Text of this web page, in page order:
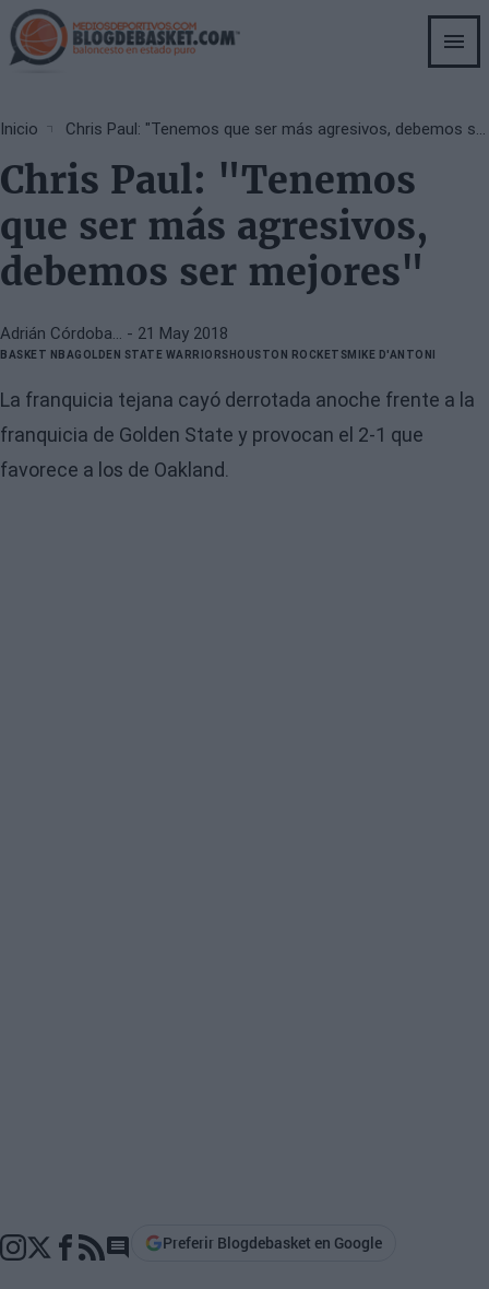
Skip
to
main
Breadcrumb
Inicio Chris Paul: "Tenemos que ser más agresivos, debemos ser mejores"
Chris Paul: "Tenemos
que ser más agresivos,
debemos ser mejores"
Adrián Córdoba… - 21 May 2018
BASKET NBAGOLDEN STATE WARRIORSHOUSTON ROCKETSMIKE D'ANTONI
La franquicia tejana cayó derrotada anoche frente a la
franquicia de Golden State y provocan el 2-1 que
favorece a los de Oakland.
Go to comments section
Preferir Blogdebasket en Google